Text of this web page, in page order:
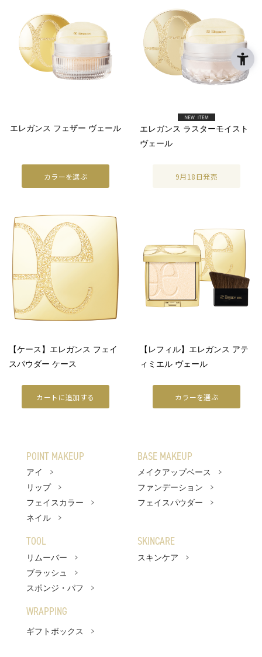
SKINCARE
WRAPPING
エレガンス フェザー ヴェール
カラーを選ぶ
エレガンス ラスターモイスト
ヴェール
9月18日発売
【ケース】エレガンス フェイ
スパウダー ケース
カートに追加する
【レフィル】エレガンス アテ
ィミエル ヴェール
カラーを選ぶ
POINT MAKEUP
アイ
リップ
フェイスカラー
ネイル
BASE MAKEUP
メイクアップベース
ファンデーション
フェイスパウダー
TOOL
リムーバー
ブラッシュ
スポンジ・パフ
SKINCARE
スキンケア
WRAPPING
ギフトボックス